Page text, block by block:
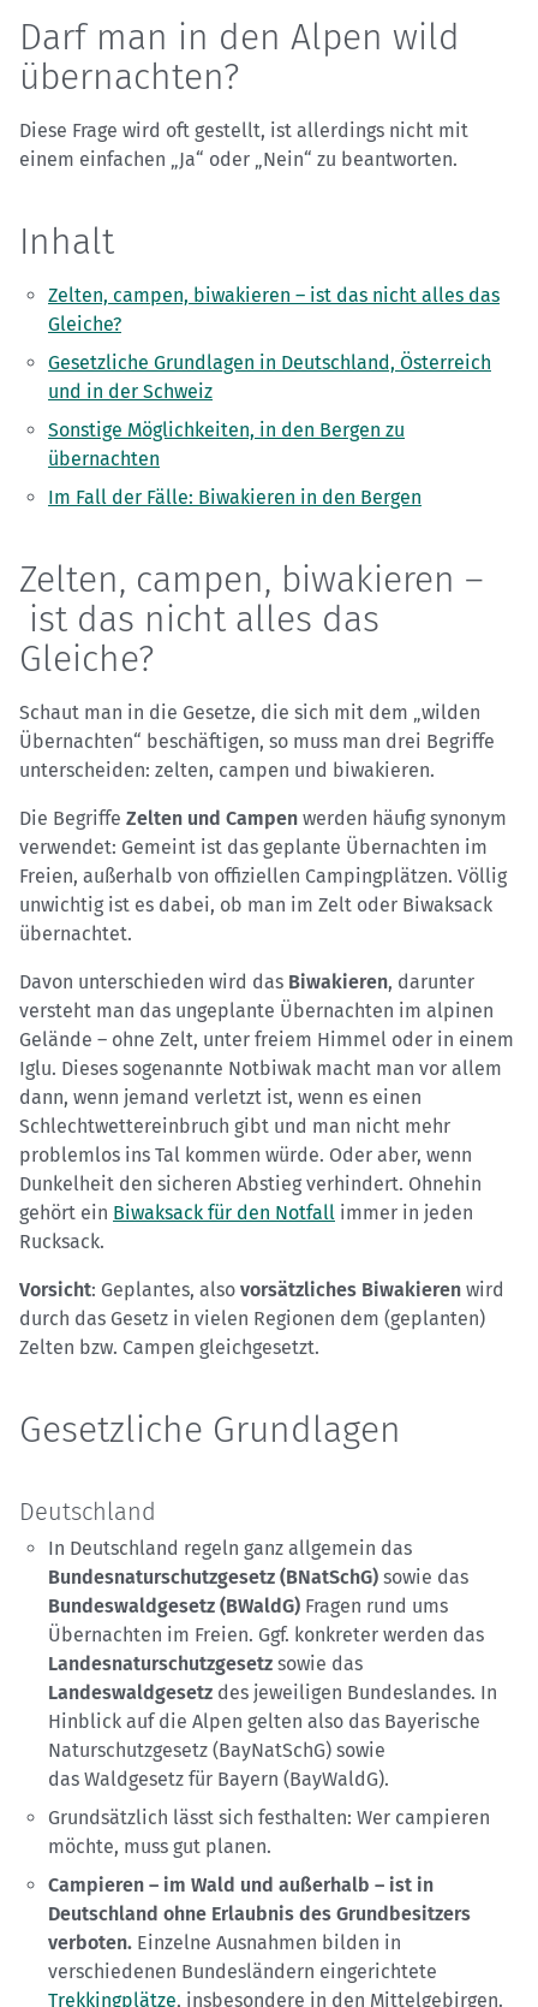
Darf man in den Alpen wild
übernachten?
Diese Frage wird oft gestellt, ist allerdings nicht mit
einem einfachen „Ja“ oder „Nein“ zu beantworten.
Inhalt
Zelten, campen, biwakieren – ist das nicht alles das
Gleiche?
Gesetzliche Grundlagen in Deutschland, Österreich
und in der Schweiz
Sonstige Möglichkeiten, in den Bergen zu
übernachten
Im Fall der Fälle: Biwakieren in den Bergen
Zelten, campen, biwakieren –
ist das nicht alles das
Gleiche?
Schaut man in die Gesetze, die sich mit dem „wilden
Übernachten“ beschäftigen, so muss man drei Begriffe
unterscheiden: zelten, campen und biwakieren.
Die Begriffe Zelten und Campen werden häufig synonym
verwendet: Gemeint ist das geplante Übernachten im
Freien, außerhalb von offiziellen Campingplätzen. Völlig
unwichtig ist es dabei, ob man im Zelt oder Biwaksack
übernachtet.
Davon unterschieden wird das Biwakieren, darunter
versteht man das ungeplante Übernachten im alpinen
Gelände – ohne Zelt, unter freiem Himmel oder in einem
Iglu. Dieses sogenannte Notbiwak macht man vor allem
dann, wenn jemand verletzt ist, wenn es einen
Schlechtwettereinbruch gibt und man nicht mehr
problemlos ins Tal kommen würde. Oder aber, wenn
Dunkelheit den sicheren Abstieg verhindert. Ohnehin
gehört ein Biwaksack für den Notfall immer in jeden
Rucksack.
Vorsicht: Geplantes, also vorsätzliches Biwakieren wird
durch das Gesetz in vielen Regionen dem (geplanten)
Zelten bzw. Campen gleichgesetzt.
Gesetzliche Grundlagen
Deutschland
In Deutschland regeln ganz allgemein das
Bundesnaturschutzgesetz (BNatSchG) sowie das
Bundeswaldgesetz (BWaldG) Fragen rund ums
Übernachten im Freien. Ggf. konkreter werden das
Landesnaturschutzgesetz sowie das
Landeswaldgesetz des jeweiligen Bundeslandes. In
Hinblick auf die Alpen gelten also das Bayerische
Naturschutzgesetz (BayNatSchG) sowie
das Waldgesetz für Bayern (BayWaldG).
Grundsätzlich lässt sich festhalten: Wer campieren
möchte, muss gut planen.
Campieren – im Wald und außerhalb – ist in
Deutschland ohne Erlaubnis des Grundbesitzers
verboten. Einzelne Ausnahmen bilden in
verschiedenen Bundesländern eingerichtete
Trekkingplätze, insbesondere in den Mittelgebirgen.